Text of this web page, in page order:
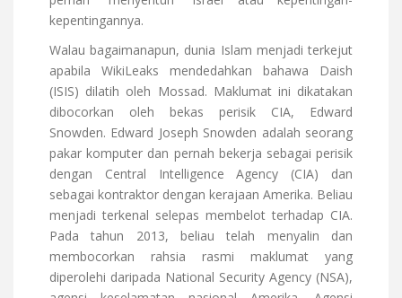
kepentingannya.
Walau bagaimanapun, dunia Islam menjadi terkejut
apabila WikiLeaks mendedahkan bahawa Daish
(ISIS) dilatih oleh Mossad. Maklumat ini dikatakan
dibocorkan oleh bekas perisik CIA, Edward
Snowden. Edward Joseph Snowden adalah seorang
pakar komputer dan pernah bekerja sebagai perisik
dengan Central Intelligence Agency (CIA) dan
sebagai kontraktor dengan kerajaan Amerika. Beliau
menjadi terkenal selepas membelot terhadap CIA.
Pada tahun 2013, beliau telah menyalin dan
membocorkan rahsia rasmi maklumat yang
diperolehi daripada National Security Agency (NSA),